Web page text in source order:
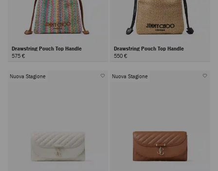
Drawstring Pouch Top Handle
575 €
Drawstring Pouch Top Handle
550 €
Nuova Stagione Nuova Stagione